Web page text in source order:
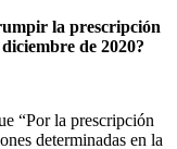
la prescripción
de 2020?
“Por la prescripción
determinadas en la